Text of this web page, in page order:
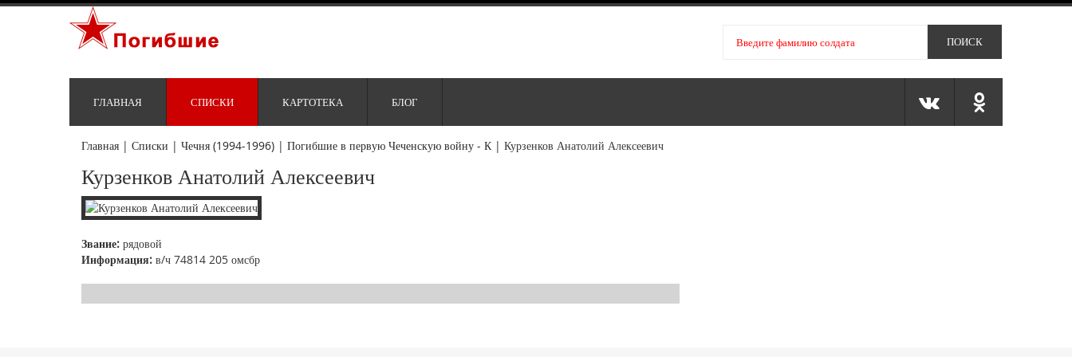
ГЛАВНАЯ СПИСКИ КАРТОТЕКА БЛОГ
Главная | Списки | Чечня (1994-1996) | Погибшие в первую Чеченскую войну - К| Курзенков Анатолий Алексеевич
Курзенков Анатолий Алексеевич
Звание: рядовой
Информация: в/ч 74814 205 омсбр